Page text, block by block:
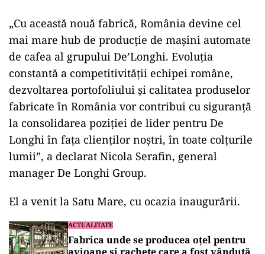
„Cu această nouă fabrică, România devine cel
mai mare hub de producţie de maşini automate
de cafea al grupului De’Longhi. Evoluţia
constantă a competitivităţii echipei române,
dezvoltarea portofoliului şi calitatea produselor
fabricate în România vor contribui cu siguranţă
la consolidarea poziţiei de lider pentru De
Longhi în faţa clienţilor noştri, în toate colţurile
lumii”, a declarat Nicola Serafin, general
manager De Longhi Group.
El a venit la Satu Mare, cu ocazia inaugurării.
ACTUALITATE
Fabrica unde se producea oțel pentru